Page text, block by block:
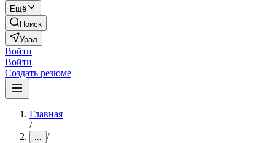
Ещё
Поиск
Урал
Войти
Войти
Создать резюме
Главная
/
... /